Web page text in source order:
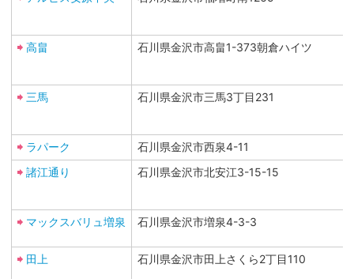
高畠 石川県金沢市高畠1-373朝倉ハイツ
三馬 石川県金沢市三馬3丁目231
ラパーク
石川県金沢市西泉4-11
諸江通り
石川県金沢市北安江3-15-15
マックスバリュ増泉 石川県金沢市増泉4-3-3
田上 石川県金沢市田上さくら2丁目110